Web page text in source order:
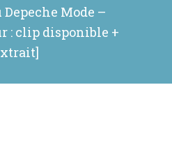
Mode –
: clip disponible +